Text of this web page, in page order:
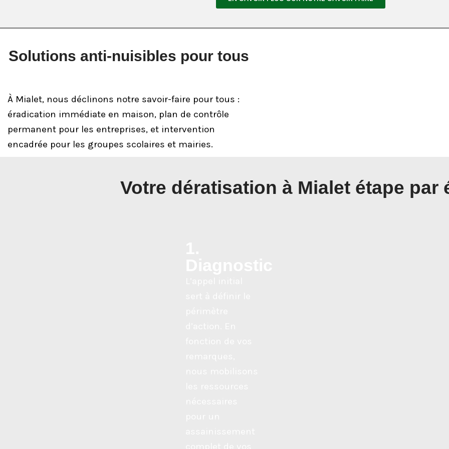
Solutions anti-nuisibles pour tous
À Mialet, nous déclinons notre savoir-faire pour tous :
éradication immédiate en maison, plan de contrôle
permanent pour les entreprises, et intervention
encadrée pour les groupes scolaires et mairies.
Votre dératisation à Mialet étape par